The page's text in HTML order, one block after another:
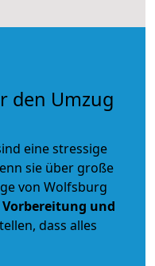
den Umzug
eine stressige
sie über große
von Wolfsburg
Vorbereitung und
dass alles